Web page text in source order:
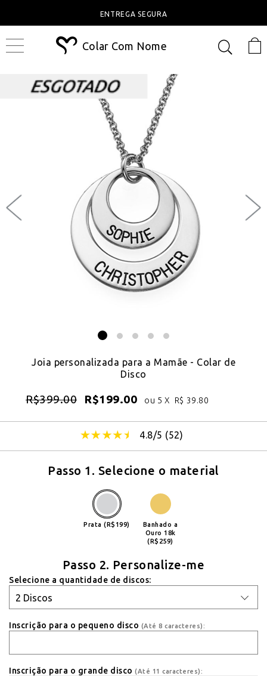
ENTREGA SEGURA
Colar Com Nome
Joia personalizada para a Mamãe - Colar de
Disco
R$399.00 R$199.00 ou 5 X R$ 39.80
4.8/5 (52)
Passo 1. Selecione o material
Prata (R$199)
Banhado a
Ouro 18k
(R$259)
Passo 2. Personalize-me
Selecione a quantidade de discos:
Inscrição para o pequeno disco (Até 8 caracteres):
Inscrição para o grande disco (Até 11 caracteres):